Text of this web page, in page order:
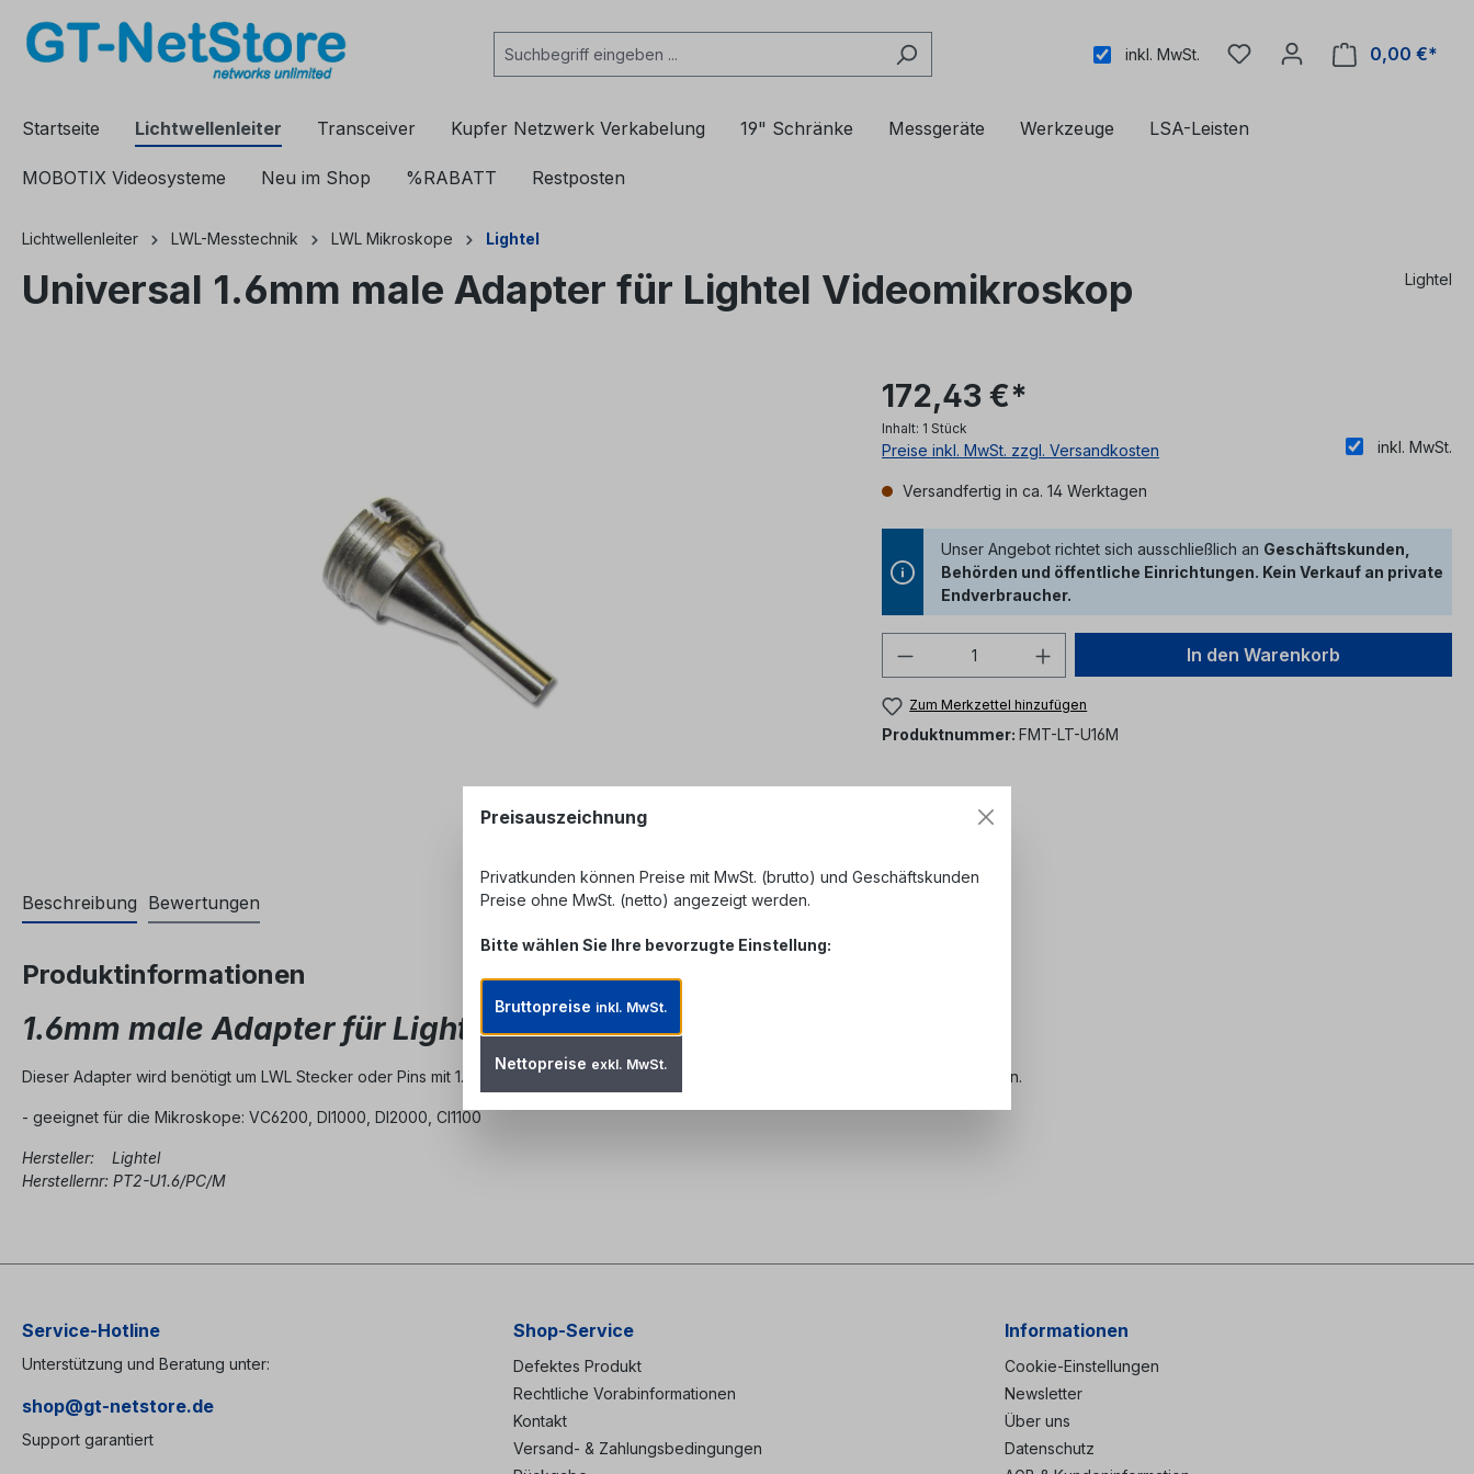
Zur Hauptnavigation springen
inkl. MwSt.
0,00 €*
Startseite Lichtwellenleiter Transceiver Kupfer Netzwerk Verkabelung 19" Schränke Messgeräte Werkzeuge LSA-Leisten
MOBOTIX Videosysteme Neu im Shop %RABATT Restposten
Lichtwellenleiter LWL-Messtechnik LWL Mikroskope Lightel
Universal 1.6mm male Adapter für Lightel Videomikroskop Lightel
172,43 €*
Inhalt: 1 Stück
inkl. MwSt.
Preise inkl. MwSt. zzgl. Versandkosten
Versandfertig in ca. 14 Werktagen
Unser Angebot richtet sich ausschließlich an Geschäftskunden,
Behörden und öffentliche Einrichtungen. Kein Verkauf an private
Endverbraucher.
Produkt Anzahl: Gib den gewünschten Wert
In den Warenkorb
Zum Merkzettel hinzufügen
Produktnummer: FMT-LT-U16M
Beschreibung Bewertungen
Produktinformationen
1.6mm male Adapter für Lightel Videomikroskop
Dieser Adapter wird benötigt um LWL Stecker oder Pins mit 1.6mm Ferrulen mittels Lightel Videomikroskop Inspection Probe zu betrachten.
- geeignet für die Mikroskope: VC6200, DI1000, DI2000, CI1100
Hersteller: Lightel
Herstellernr: PT2-U1.6/PC/M
Service-Hotline
Unterstützung und Beratung unter:
shop@gt-netstore.de
Support garantiert
Shop-Service
Defektes Produkt
Rechtliche Vorabinformationen
Kontakt
Versand- & Zahlungsbedingungen
Informationen
Cookie-Einstellungen
Newsletter
Über uns
Datenschutz
Preisauszeichnung
Privatkunden können Preise mit MwSt. (brutto) und Geschäftskunden
Preise ohne MwSt. (netto) angezeigt werden.
Bitte wählen Sie Ihre bevorzugte Einstellung:
Bruttopreise inkl. MwSt.
Nettopreise exkl. MwSt.